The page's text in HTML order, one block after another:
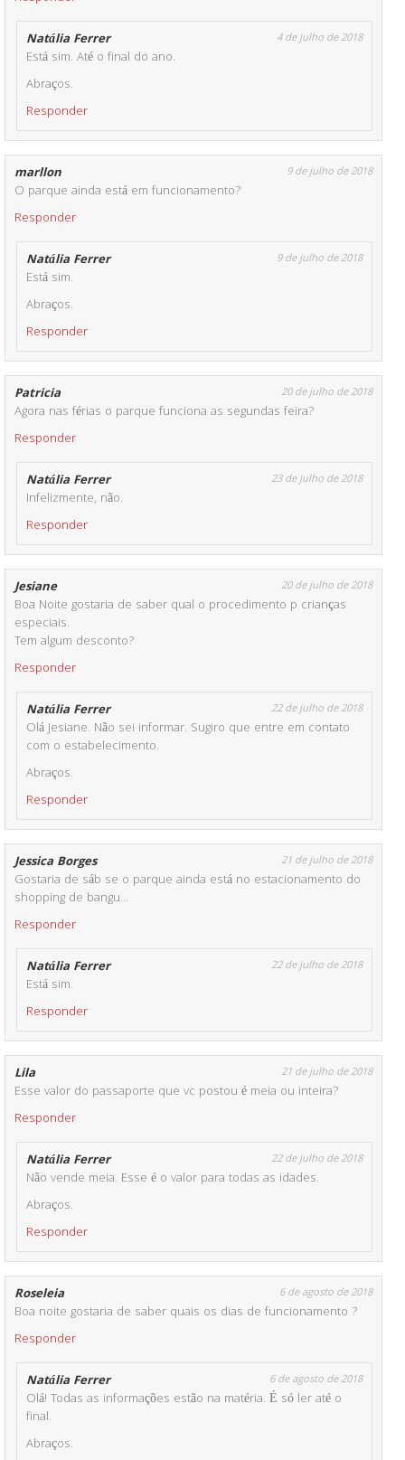
Natália Ferrer 4 de julho de 2018
Está sim. Até o final do ano.
Abraços.
Responder
marllon 9 de julho de 2018
O parque ainda está em funcionamento?
Responder
Natália Ferrer 9 de julho de 2018
Está sim.
Abraços.
Responder
Patricia 20 de julho de 2018
Agora nas férias o parque funciona as segundas feira?
Responder
Natália Ferrer 23 de julho de 2018
Infelizmente, não.
Responder
Jesiane 20 de julho de 2018
Boa Noite gostaria de saber qual o procedimento p crianças
especiais.
Tem algum desconto?
Responder
Natália Ferrer 22 de julho de 2018
Olá Jesiane. Não sei informar. Sugiro que entre em contato
com o estabelecimento.
Abraços.
Responder
Jessica Borges 21 de julho de 2018
Gostaria de sáb se o parque ainda está no estacionamento do
shopping de bangu…
Responder
Natália Ferrer 22 de julho de 2018
Está sim.
Responder
Lila 21 de julho de 2018
Esse valor do passaporte que vc postou é meia ou inteira?
Responder
Natália Ferrer 22 de julho de 2018
Não vende meia. Esse é o valor para todas as idades.
Abraços.
Responder
Roseleia 6 de agosto de 2018
Boa noite gostaria de saber quais os dias de funcionamento ?
Responder
Natália Ferrer 6 de agosto de 2018
Olá! Todas as informações estão na matéria. É só ler até o
final.
Abraços.